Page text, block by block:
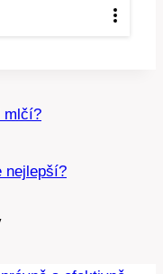
mlčí?
nejlepší?